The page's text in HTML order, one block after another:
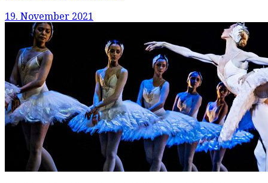
19. November 2021